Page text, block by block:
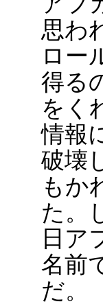
思わ
ロー
得る
をく
情報
破壊
もか
た。
日ア
名前
だ。